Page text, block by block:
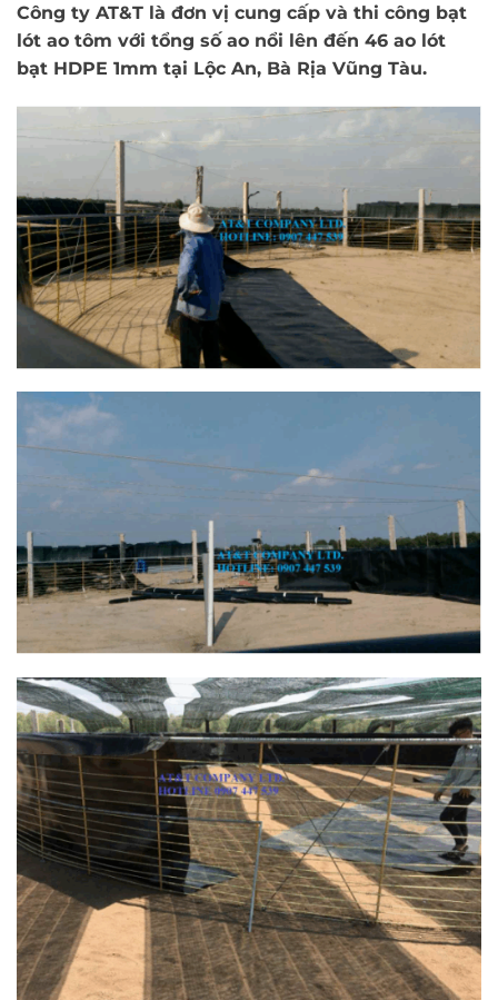
Công ty AT&T là đơn vị cung cấp và thi công bạt
lót ao tôm với tổng số ao nổi lên đến 46 ao lót
bạt HDPE 1mm tại Lộc An, Bà Rịa Vũng Tàu.